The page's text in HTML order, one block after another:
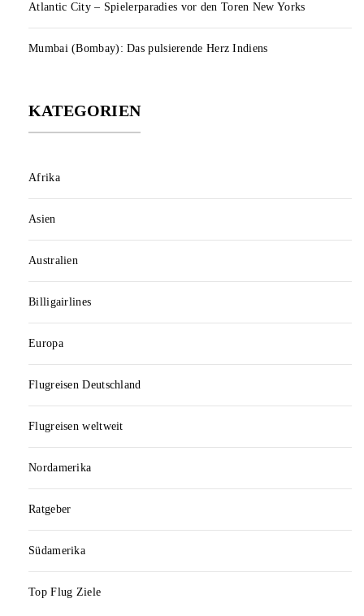
Atlantic City – Spielerparadies vor den Toren New Yorks
Mumbai (Bombay): Das pulsierende Herz Indiens
KATEGORIEN
Afrika
Asien
Australien
Billigairlines
Europa
Flugreisen Deutschland
Flugreisen weltweit
Nordamerika
Ratgeber
Südamerika
Top Flug Ziele